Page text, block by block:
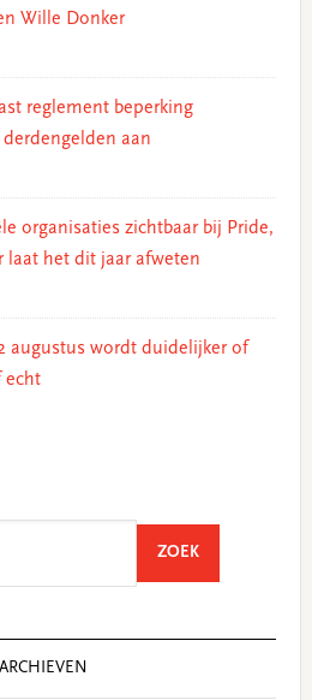
Wille Donker
reglement beperking
aan
organisaties zichtbaar bij Pride,
laat het dit jaar afweten
augustus wordt duidelijker of
echt
ZOEKSEARCH
ARCHIEVEN